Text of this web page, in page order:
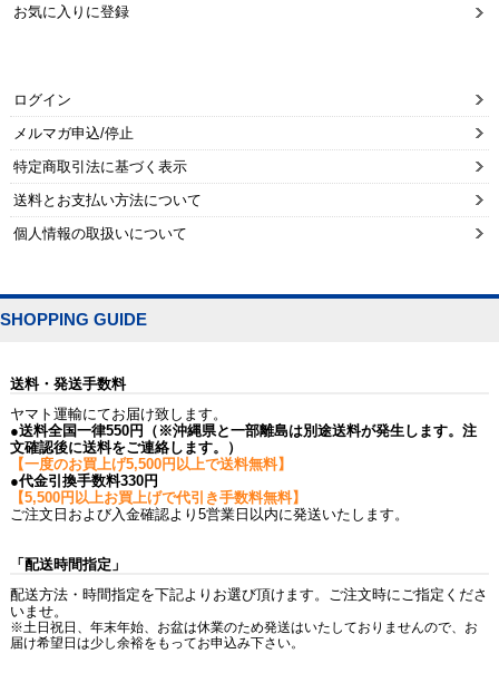
お気に入りに登録
ログイン
メルマガ申込/停止
特定商取引法に基づく表示
送料とお支払い方法について
個人情報の取扱いについて
SHOPPING GUIDE
送料・発送手数料
ヤマト運輸にてお届け致します。
●送料全国一律550円（※沖縄県と一部離島は別途送料が発生します。注
文確認後に送料をご連絡します。）
【一度のお買上げ5,500円以上で送料無料】
●代金引換手数料330円
【5,500円以上お買上げで代引き手数料無料】
ご注文日および入金確認より5営業日以内に発送いたします。
「配送時間指定」
配送方法・時間指定を下記よりお選び頂けます。ご注文時にご指定くださ
いませ。
※土日祝日、年末年始、お盆は休業のため発送はいたしておりませんので、お
届け希望日は少し余裕をもってお申込み下さい。